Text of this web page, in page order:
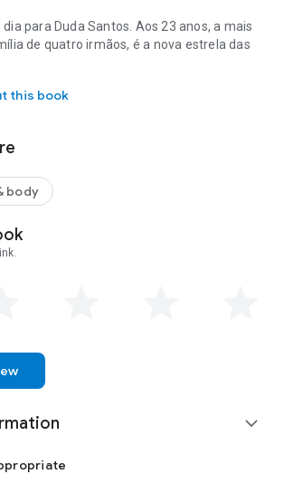
para Duda Santos. Aos 23 anos, a mais
de quatro irmãos, é a nova estrela das
this book
body
expand_more